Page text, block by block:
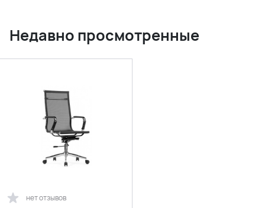
Недавно просмотренные
нет отзывов